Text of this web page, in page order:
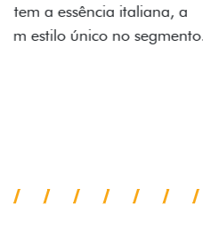
no interior do carro, que
impecável e detalhes